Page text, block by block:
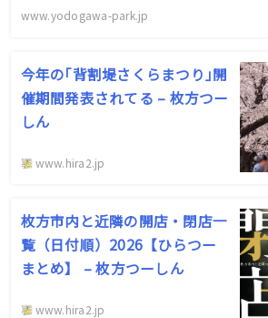
www.yodogawa-park.jp
今年の｢背割堤さくらまつり｣開
催期間発表されてる – 枚方つー
しん
www.hira2.jp
枚方市内と近隣の開店・閉店一
覧（日付順）2026【ひらつー
まとめ】 – 枚方つーしん
www.hira2.jp